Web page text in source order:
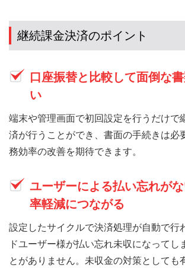
継続課金決済のポイント
口座振替と比較して面倒な
い
端末や管理画面で初回設定を行うだけで
済が行うことができ、書面の手続きは必
務効率の改善を期待できます。
ユーザーによる払い忘れが
率軽減につながる
設定したサイクルで決済処理が自動で行
ドユーザー様が払い忘れ未収になってし
とがありません。未収金の対策としても